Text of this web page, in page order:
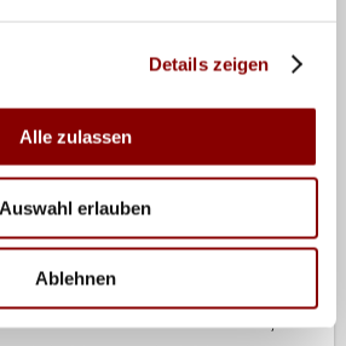
Details zeigen
Alle zulassen
Auswahl erlauben
Ablehnen
von zuletzt einem Dutzend
von NA.Hamburg werden sich
zu beenden. Zu Gast bei den
Sonntag (ab 17.30 Uhr, live auf
www.dvl.tv) der seit fünf Spieltagen